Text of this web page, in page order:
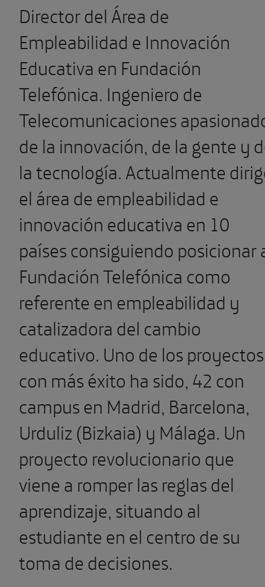
Director del Área de
Empleabilidad e Innovación
Educativa en Fundación
Telefónica. Ingeniero de
Telecomunicaciones
de la innovación, de la gente y
la tecnología. Actualmente
el área de empleabilidad e
innovación educativa en 10
países consiguiendo posicionar
Fundación Telefónica como
referente en empleabilidad y
catalizadora del cambio
educativo. Uno de los proyectos
con más éxito ha sido, 42 con
campus en Madrid, Barcelona,
Urduliz (Bizkaia) y Málaga. Un
proyecto revolucionario que
viene a romper las reglas del
aprendizaje, situando al
estudiante en el centro de su
toma de decisiones.